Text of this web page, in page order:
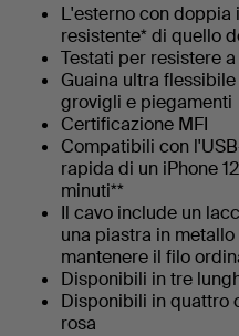
L'esterno con
resistente* di quello
Testati per resistere
Guaina ultra
grovigli e piegamenti
Certificazione MFI
Compatibili con
rapida di un iPhone
minuti**
Il cavo include un
una piastra in
mantenere il filo
Disponibili in tre
Disponibili in quattro
rosa